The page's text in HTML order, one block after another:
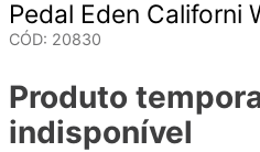
Pedal Eden Californi
CÓD: 20830
Produto
indisponível